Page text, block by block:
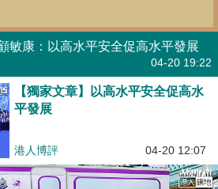
敏康：以高水平安全促高水平發展
04-20 19:22
【獨家文章】以高水平安全促高水
平發展
港人博評 04-20 12:07